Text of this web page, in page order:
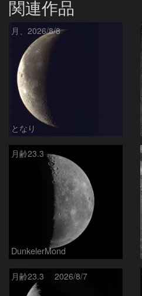
関連作品
月、2026/8/8
となり
月齢23.3
DunkelerMond
月齢23.3 2026/8/7